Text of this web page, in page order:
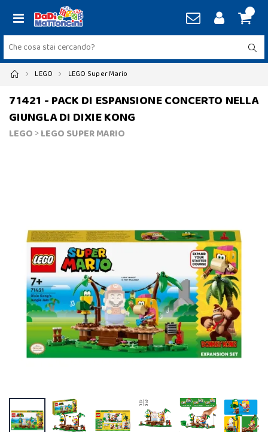
LEGO LEGO Super Mario
71421 - PACK DI ESPANSIONE CONCERTO NELLA
GIUNGLA DI DIXIE KONG
LEGO>LEGO SUPER MARIO